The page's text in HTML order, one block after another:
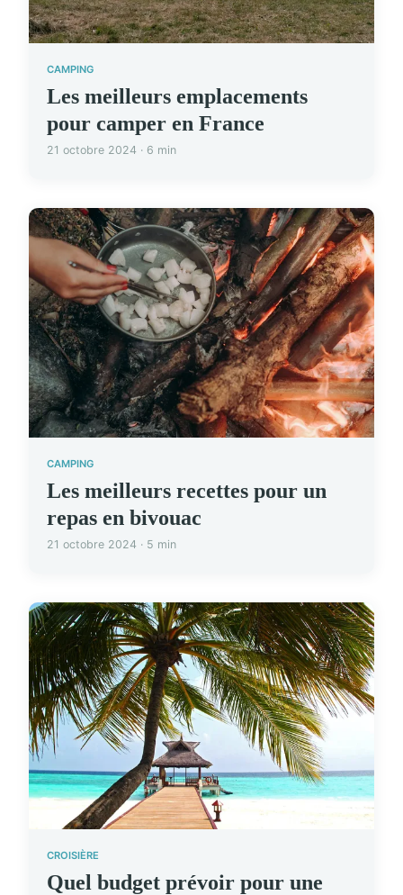
CAMPING
Les meilleurs emplacements
pour camper en France
21 octobre 2024 · 6 min
CAMPING
Les meilleurs recettes pour un
repas en bivouac
21 octobre 2024 · 5 min
CROISIÈRE
Quel budget prévoir pour une